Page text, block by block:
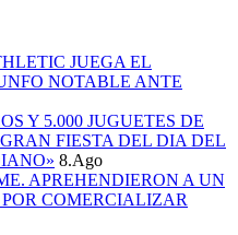
JUEGA EL
NOTABLE ANTE
Y 5.000 JUGUETES DE
FIESTA DEL DIA DEL
8.Ago
APREHENDIERON A UN
COMERCIALIZAR